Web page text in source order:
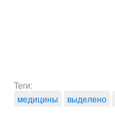
Теги:
медицины
выделено